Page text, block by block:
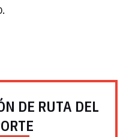
DE RUTA DEL